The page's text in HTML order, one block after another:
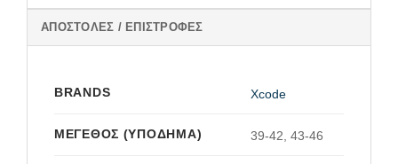
ΑΠΟΣΤΟΛΈΣ / ΕΠΙΣΤΡΟΦΈΣ
BRANDS Xcode
ΜΈΓΕΘΟΣ (ΥΠΌΔΗΜΑ) 39-42, 43-46